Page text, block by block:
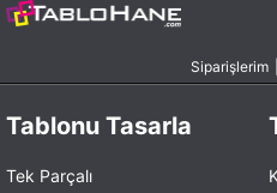
Siparişlerim
Tablonu Tasarla
Tek Parçalı